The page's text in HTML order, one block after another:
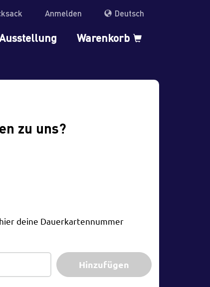
Anmelden Deutsch
Warenkorb
zu uns?
deine Dauerkartennummer
Hinzufügen